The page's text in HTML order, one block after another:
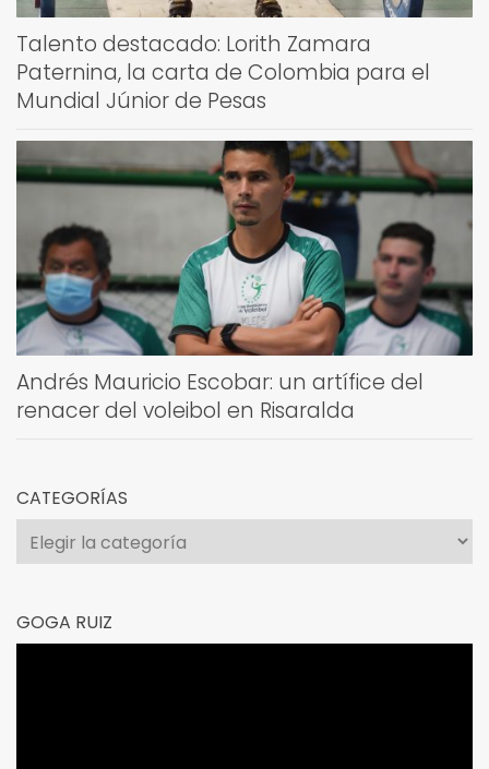
Talento destacado: Lorith Zamara
Paternina, la carta de Colombia para el
Mundial Júnior de Pesas
Andrés Mauricio Escobar: un artífice del
renacer del voleibol en Risaralda
CATEGORÍAS
Categorías
GOGA RUIZ